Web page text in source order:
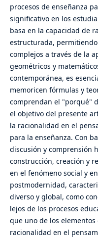
procesos de enseñanza
significativo en los
basa en la capacidad de
estructurada,
complejos a través de la
geométricos y
contemporánea, es
memoricen fórmulas y
comprendan el "porqué"
el objetivo del presente
la racionalidad en el
para la enseñanza. Con
discusión y comprensión
construcción, creación y
en el fenómeno social y
postmodernidad,
diverso y global, como
lejos de los procesos
que uno de los
racionalidad en el